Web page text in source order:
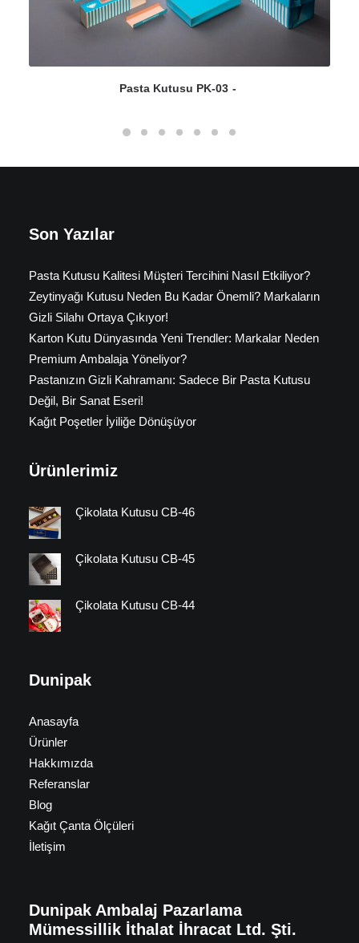
Pasta Kutusu PK-03
Son Yazılar
Pasta Kutusu Kalitesi Müşteri Tercihini Nasıl Etkiliyor?
Zeytinyağı Kutusu Neden Bu Kadar Önemli? Markaların
Gizli Silahı Ortaya Çıkıyor!
Karton Kutu Dünyasında Yeni Trendler: Markalar Neden
Premium Ambalaja Yöneliyor?
Pastanızın Gizli Kahramanı: Sadece Bir Pasta Kutusu
Değil, Bir Sanat Eseri!
Kağıt Poşetler İyiliğe Dönüşüyor
Ürünlerimiz
Çikolata Kutusu CB-46
Çikolata Kutusu CB-45
Çikolata Kutusu CB-44
Dunipak
Anasayfa
Ürünler
Hakkımızda
Referanslar
Blog
Kağıt Çanta Ölçüleri
İletişim
Dunipak Ambalaj Pazarlama
Mümessillik İthalat İhracat Ltd. Şti.